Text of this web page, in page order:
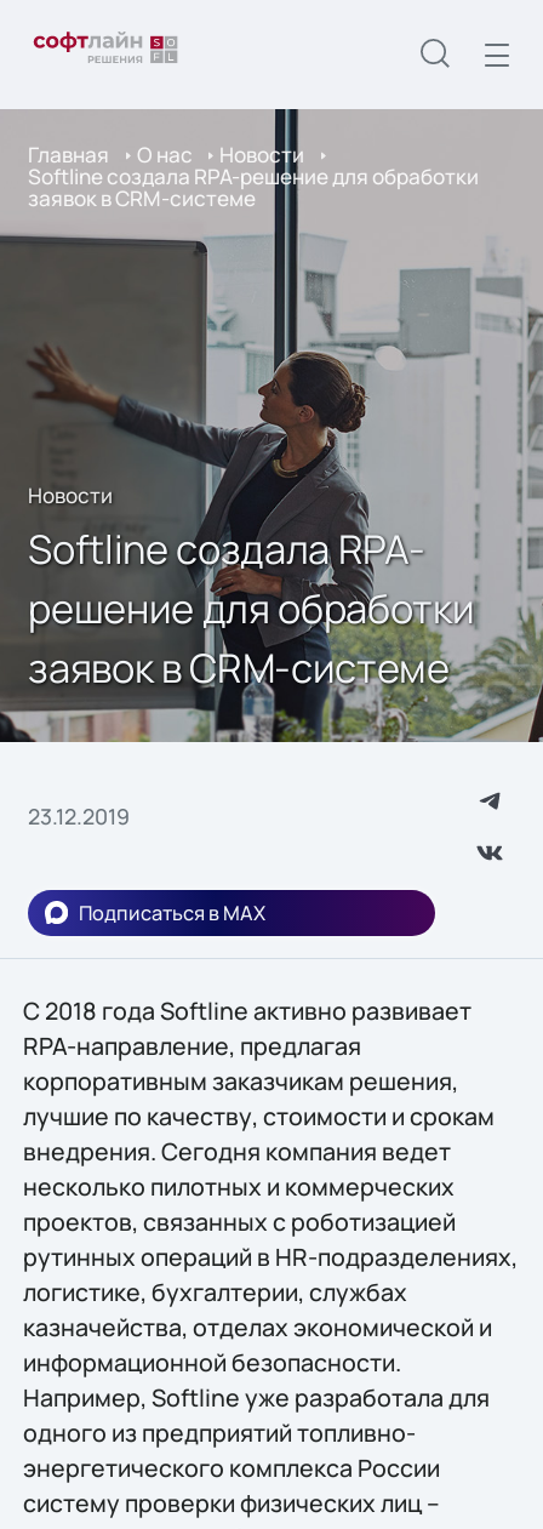
Главная О нас Новости
Softline создала RPA-решение для обработки
заявок в CRM-системе
Новости
Softline создала RPA-
решение для обработки
заявок в CRM-системе
23.12.2019
Подписаться в MAX
С 2018 года Softline активно развивает
RPA-направление, предлагая
корпоративным заказчикам решения,
лучшие по качеству, стоимости и срокам
внедрения. Сегодня компания ведет
несколько пилотных и коммерческих
проектов, связанных с роботизацией
рутинных операций в HR-подразделениях,
логистике, бухгалтерии, службах
казначейства, отделах экономической и
информационной безопасности.
Например, Softline уже разработала для
одного из предприятий топливно-
энергетического комплекса России
систему проверки физических лиц –